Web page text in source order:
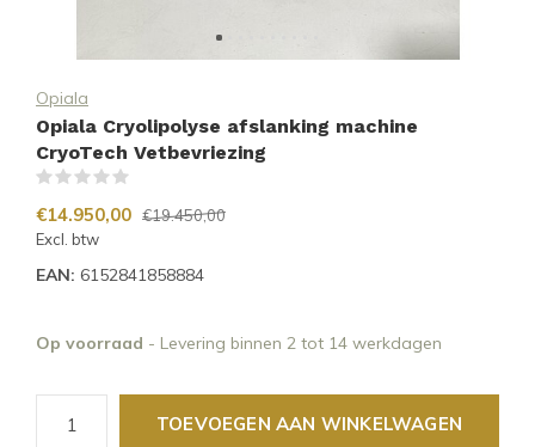
Opiala
Opiala Cryolipolyse afslanking machine
CryoTech Vetbevriezing
€14.950,00 €19.450,00
Excl. btw
EAN: 6152841858884
Op voorraad - Levering binnen 2 tot 14 werkdagen
TOEVOEGEN AAN WINKELWAGEN